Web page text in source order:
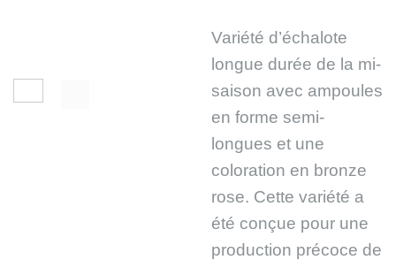
Variété d’échalote
longue durée de la mi-
saison avec ampoules
en forme semi-
longues et une
coloration en bronze
rose. Cette variété a
été conçue pour une
production précoce de